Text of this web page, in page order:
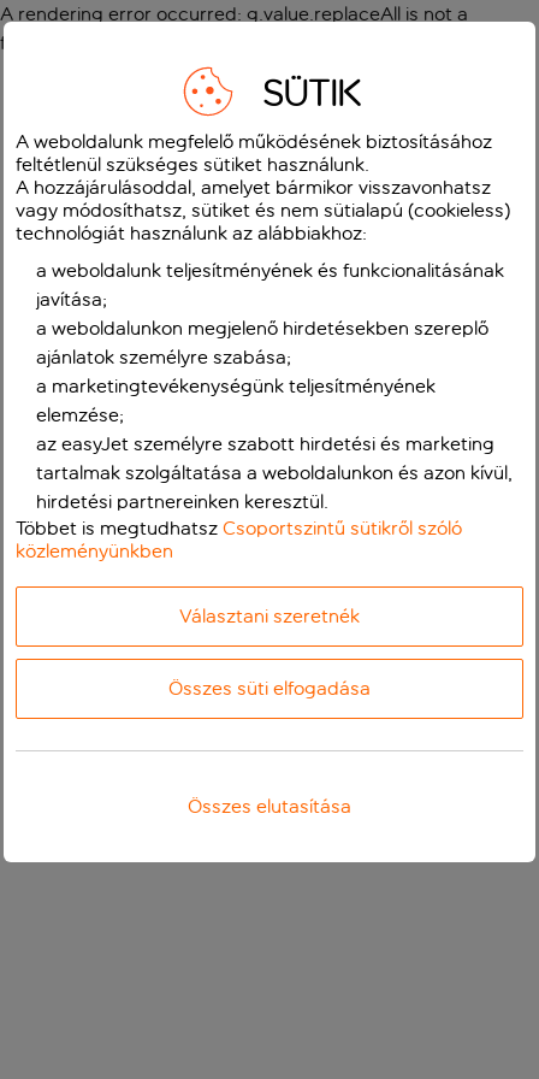
A rendering error occurred: g.value.replaceAll is not a
function
SÜTIK
A weboldalunk megfelelő működésének biztosításához
feltétlenül szükséges sütiket használunk.
A hozzájárulásoddal, amelyet bármikor visszavonhatsz
vagy módosíthatsz, sütiket és nem sütialapú (cookieless)
technológiát használunk az alábbiakhoz:
a weboldalunk teljesítményének és funkcionalitásának
javítása;
a weboldalunkon megjelenő hirdetésekben szereplő
ajánlatok személyre szabása;
a marketingtevékenységünk teljesítményének
elemzése;
az easyJet személyre szabott hirdetési és marketing
tartalmak szolgáltatása a weboldalunkon és azon kívül,
hirdetési partnereinken keresztül.
Többet is megtudhatszCsoportszintű sütikről szóló
közleményünkben
Választani szeretnék
Összes süti elfogadása
Összes elutasítása